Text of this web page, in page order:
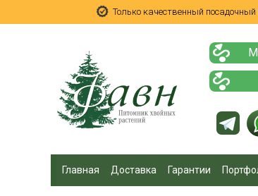
Только качественный
Главная Доставка Гарантии